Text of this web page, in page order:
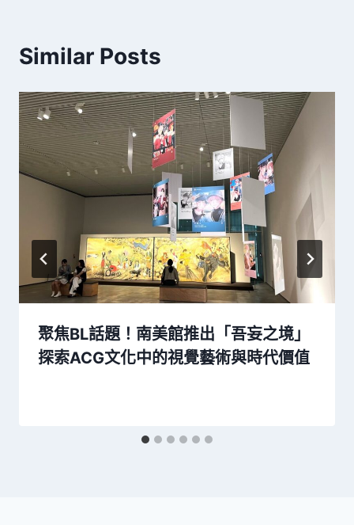
Similar Posts
聚焦BL話題！南美館推出「吾妄之境」
探索ACG文化中的視覺藝術與時代價值